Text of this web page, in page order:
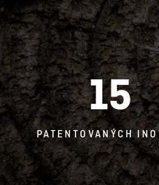
15
PATENTOVANÝCH